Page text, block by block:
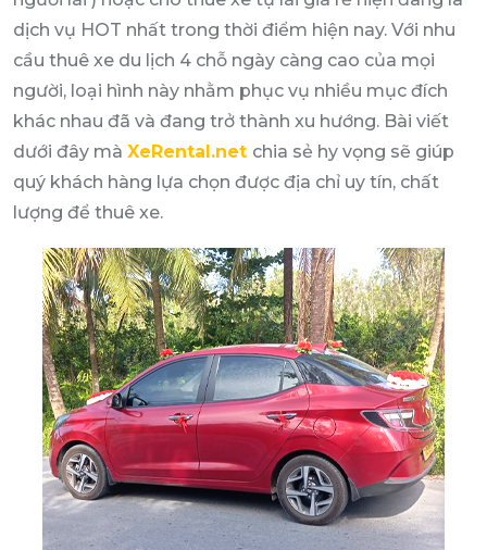
dịch vụ HOT nhất trong thời điểm hiện nay. Với nhu
cầu thuê xe du lịch 4 chỗ ngày càng cao của mọi
người, loại hình này nhằm phục vụ nhiều mục đích
khác nhau đã và đang trở thành xu hướng. Bài viết
dưới đây mà XeRental.net chia sẻ hy vọng sẽ giúp
quý khách hàng lựa chọn được địa chỉ uy tín, chất
lượng để thuê xe.